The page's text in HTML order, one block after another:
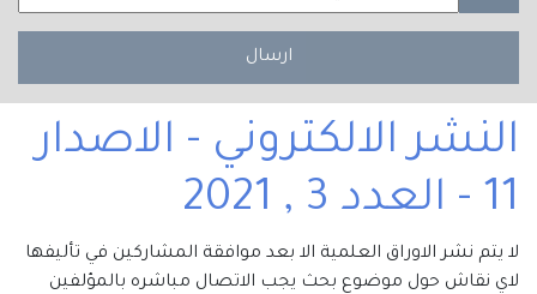
ارسال
النشر الالكتروني - الاصدار
11 - العدد 3 , 2021
لا يتم نشر الاوراق العلمية الا بعد موافقة المشاركين في تأليفها
لاي نقاش حول موضوع بحث يجب الاتصال مباشره بالمؤلفين